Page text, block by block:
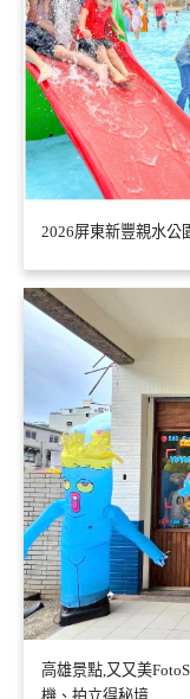
2026屏東新豐親水公
高雄景點,又又美